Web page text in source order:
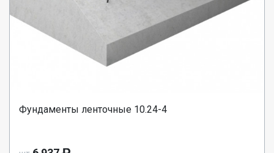
Фундаменты ленточные 10.24-4